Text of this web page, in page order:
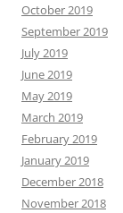
October 2019
September 2019
July 2019
June 2019
May 2019
March 2019
February 2019
January 2019
December 2018
November 2018